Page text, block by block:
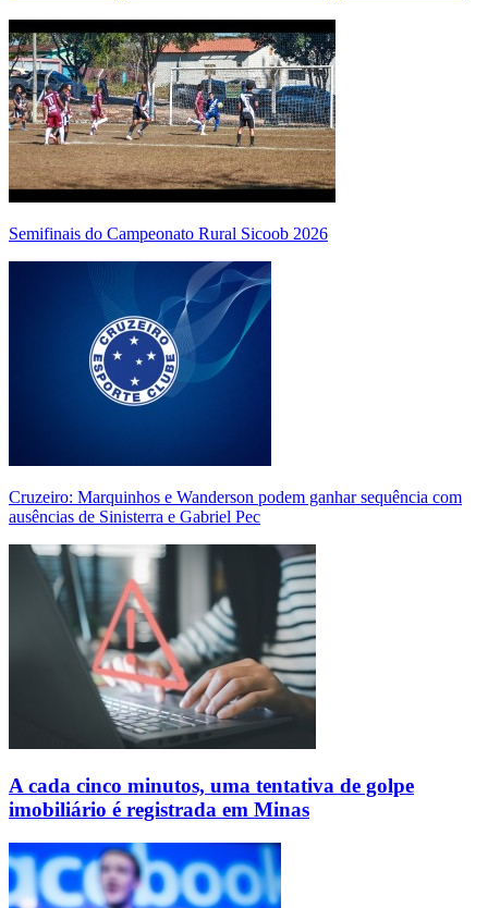
Semifinais do Campeonato Rural Sicoob 2026
Cruzeiro: Marquinhos e Wanderson podem ganhar sequência com
ausências de Sinisterra e Gabriel Pec
A cada cinco minutos, uma tentativa de golpe
imobiliário é registrada em Minas